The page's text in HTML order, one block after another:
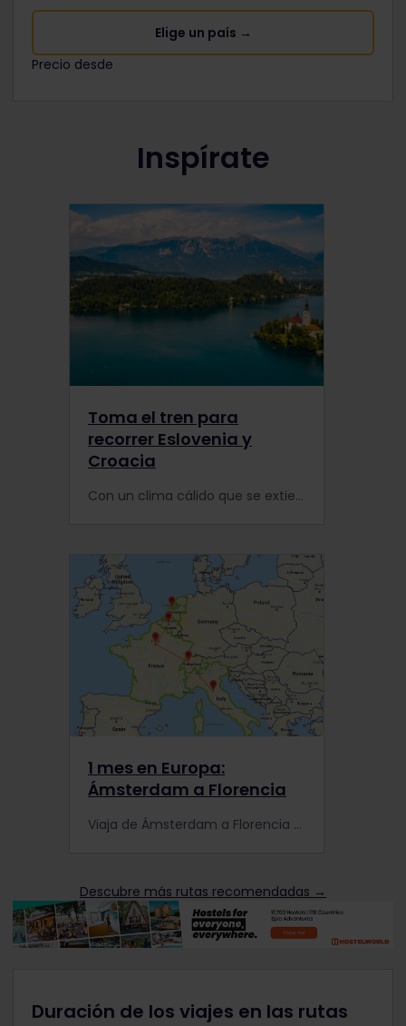
Elige un país →
Precio desde
Inspírate
Toma el tren para
recorrer Eslovenia y
Croacia
Con un clima cálido que se extiende hasta el otoño, Eslovenia y Croacia son destinos perfectos para la temporada baja.
1 mes en Europa:
Ámsterdam a Florencia
Viaja de Ámsterdam a Florencia en tren y disfruta de algunas de las ciudades más emblemáticas de Europa por el camino.
Descubre más rutas recomendadas →
Duración de los viajes en las rutas